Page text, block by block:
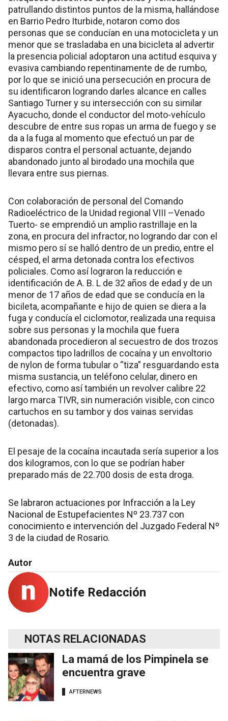
patrullando distintos puntos de la misma, hallándose
en Barrio Pedro Iturbide, notaron como dos
personas que se conducían en una motocicleta y un
menor que se trasladaba en una bicicleta al advertir
la presencia policial adoptaron una actitud esquiva y
evasiva cambiando repentinamente de de rumbo,
por lo que se inició una persecución en procura de
su identificaron logrando darles alcance en calles
Santiago Turner y su intersección con su similar
Ayacucho, donde el conductor del moto-vehículo
descubre de entre sus ropas un arma de fuego y se
da a la fuga al momento que efectuó un par de
disparos contra el personal actuante, dejando
abandonado junto al birodado una mochila que
llevara entre sus piernas.
Con colaboración de personal del Comando
Radioeléctrico de la Unidad regional VIII –Venado
Tuerto- se emprendió un amplio rastrillaje en la
zona, en procura del infractor, no logrando dar con el
mismo pero sí se halló dentro de un predio, entre el
césped, el arma detonada contra los efectivos
policiales. Como así lograron la reducción e
identificación de A. B. L de 32 años de edad y de un
menor de 17 años de edad que se conducía en la
bicileta, acompañante e hijo de quien se diera a la
fuga y conducía el ciclomotor, realizada una requisa
sobre sus personas y la mochila que fuera
abandonada procedieron al secuestro de dos trozos
compactos tipo ladrillos de cocaína y un envoltorio
de nylon de forma tubular o “tiza” resguardando esta
misma sustancia, un teléfono celular, dinero en
efectivo, como así también un revolver calibre 22
largo marca TIVR, sin numeración visible, con cinco
cartuchos en su tambor y dos vainas servidas
(detonadas).
El pesaje de la cocaína incautada sería superior a los
dos kilogramos, con lo que se podrían haber
preparado más de 22.700 dosis de esta droga.
Se labraron actuaciones por Infracción a la Ley
Nacional de Estupefacientes Nº 23.737 con
conocimiento e intervención del Juzgado Federal Nº
3 de la ciudad de Rosario.
Autor
Notife Redacción
NOTAS RELACIONADAS
La mamá de los Pimpinela se
encuentra grave
AFTERNEWS